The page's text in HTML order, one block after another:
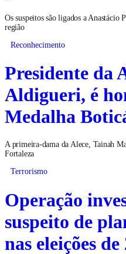
Os suspeitos são ligados a
região
Reconhecimento
Presidente da
Aldigueri, é
Medalha
A primeira-dama da Alece, Tainah
Fortaleza
Terrorismo
Operação
suspeito de
nas eleições de